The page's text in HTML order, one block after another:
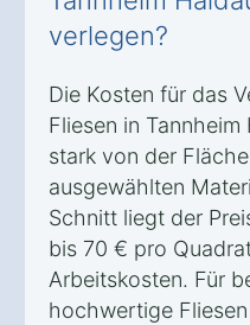
verlegen?
Die Kosten für das
Fliesen in Tannheim
stark von der
ausgewählten
Schnitt liegt der
bis 70 € pro
Arbeitskosten. Für
hochwertige